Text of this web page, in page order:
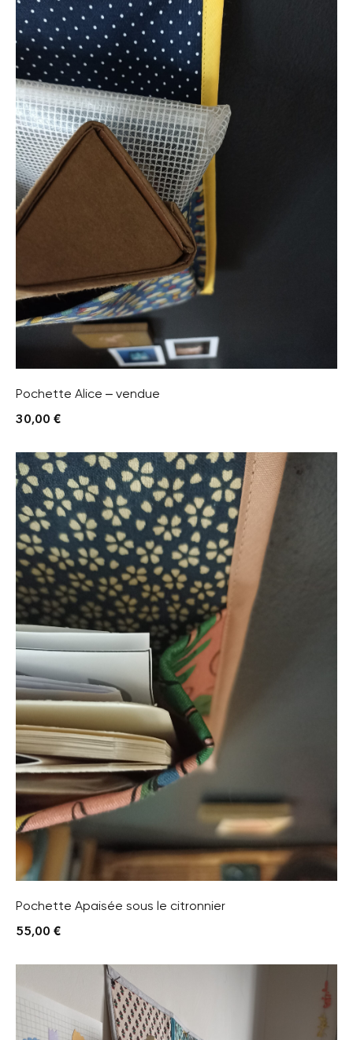
Les cousues trio vertical
Les cousues solo
Pochette Alice – vendue
30,00 €
Pochette Apaisée sous le citronnier
55,00 €